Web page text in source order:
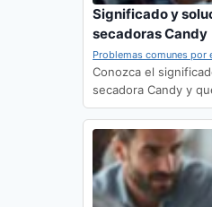
Significado y
secadoras Candy
Problemas comunes por
Conozca el
secadora Candy y